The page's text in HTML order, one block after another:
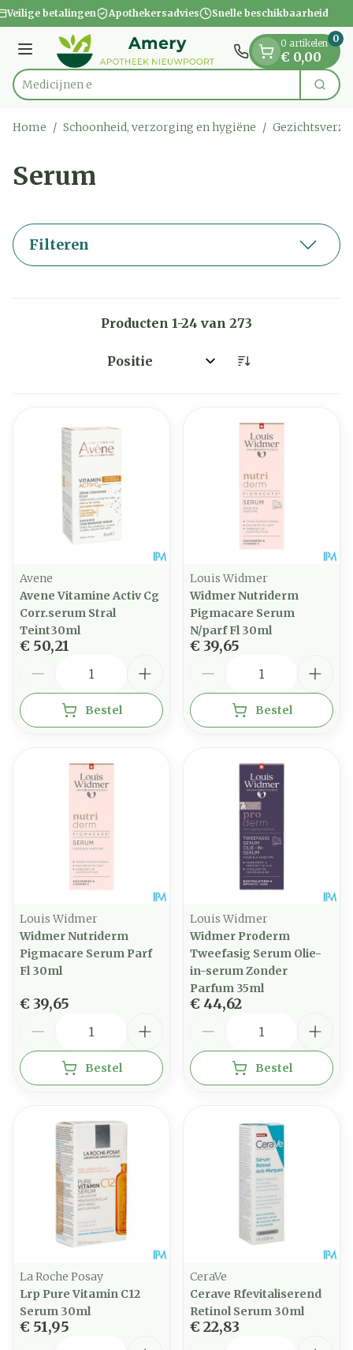
Ga naar de inhoud
1 van 1
Veilige betalingen Apothekersadvies Snelle beschikbaarheid
Menu
Product, merk, categorie... Zoek
0 artikelen
€ 0,00
0
Home / Schoonheid, verzorging en hygiëne /
Serum
Filteren
Producten 1-24 van 273
Sorteer op:
Avene
Avene Vitamine Activ Cg
Corr.serum Stral
Teint30ml
€ 50,21
Bestel
Louis Widmer
Widmer Nutriderm
Pigmacare Serum
N/parf Fl 30ml
€ 39,65
Bestel
Louis Widmer
Widmer Nutriderm
Pigmacare Serum Parf
Fl 30ml
€ 39,65
Bestel
Louis Widmer
Widmer Proderm
Tweefasig Serum Olie-
in-serum Zonder
Parfum 35ml
€ 44,62
Bestel
La Roche Posay
Lrp Pure Vitamin C12
Serum 30ml
€ 51,95
CeraVe
Cerave Rfevitaliserend
Retinol Serum 30ml
€ 22,83